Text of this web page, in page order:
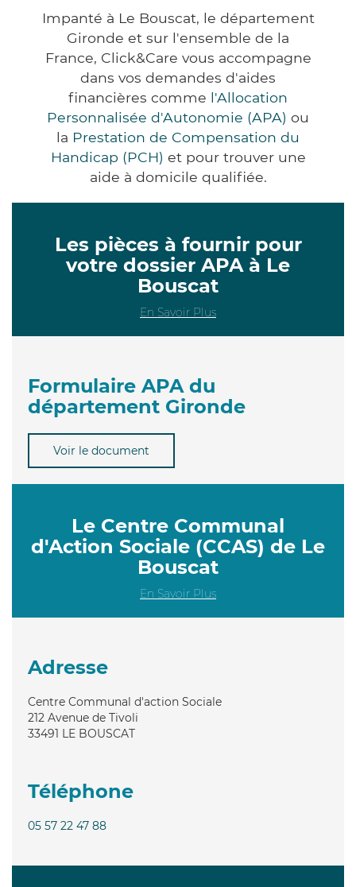
Impanté à Le Bouscat, le département
Gironde et sur l'ensemble de la
France, Click&Care vous accompagne
dans vos demandes d'aides
financières comme l'Allocation
Personnalisée d'Autonomie (APA) ou
la Prestation de Compensation du
Handicap (PCH) et pour trouver une
aide à domicile qualifiée.
Les pièces à fournir pour
votre dossier APA à Le
Bouscat
En Savoir Plus
Formulaire APA du
département Gironde
Voir le document
Le Centre Communal
d'Action Sociale (CCAS) de Le
Bouscat
En Savoir Plus
Adresse
Centre Communal d'action Sociale
212 Avenue de Tivoli
33491 LE BOUSCAT
Téléphone
05 57 22 47 88